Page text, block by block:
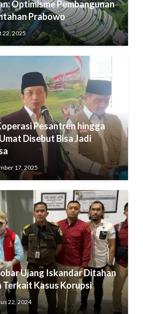
Optimisme Pembangunan
Prabowo
22, 2025
Pesantren hingga
Disebut Bisa Jadi
17, 2025
Ujang Iskandar Ditahan
Terkait Kasus Korupsi
22, 2024